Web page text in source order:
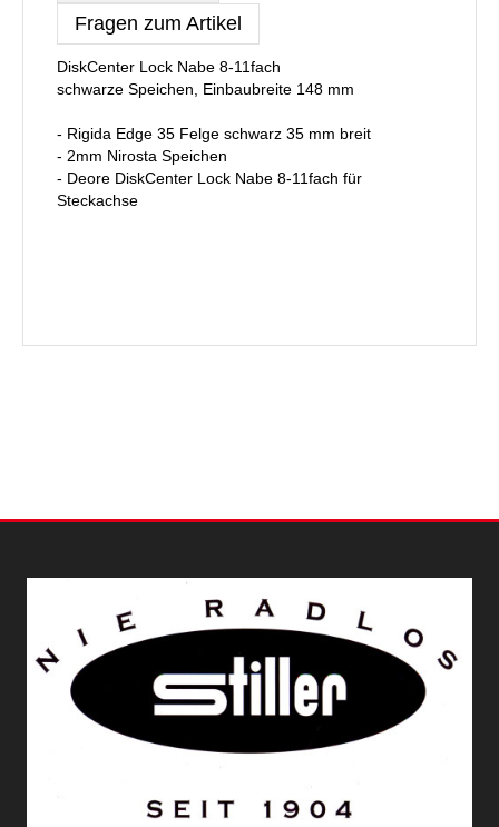
Fragen zum Artikel
DiskCenter Lock Nabe 8-11fach
schwarze Speichen, Einbaubreite 148 mm
- Rigida Edge 35 Felge schwarz 35 mm breit
- 2mm Nirosta Speichen
- Deore DiskCenter Lock Nabe 8-11fach für
Steckachse